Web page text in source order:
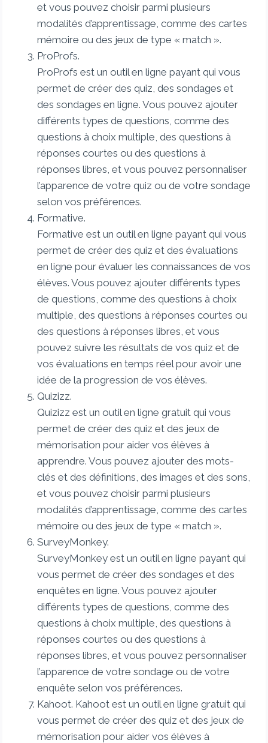
et vous pouvez choisir parmi plusieurs
modalités d’apprentissage, comme des cartes
mémoire ou des jeux de type « match ».
ProProfs.
ProProfs est un outil en ligne payant qui vous
permet de créer des quiz, des sondages et
des sondages en ligne. Vous pouvez ajouter
différents types de questions, comme des
questions à choix multiple, des questions à
réponses courtes ou des questions à
réponses libres, et vous pouvez personnaliser
l’apparence de votre quiz ou de votre sondage
selon vos préférences.
Formative.
Formative est un outil en ligne payant qui vous
permet de créer des quiz et des évaluations
en ligne pour évaluer les connaissances de vos
élèves. Vous pouvez ajouter différents types
de questions, comme des questions à choix
multiple, des questions à réponses courtes ou
des questions à réponses libres, et vous
pouvez suivre les résultats de vos quiz et de
vos évaluations en temps réel pour avoir une
idée de la progression de vos élèves.
Quizizz.
Quizizz est un outil en ligne gratuit qui vous
permet de créer des quiz et des jeux de
mémorisation pour aider vos élèves à
apprendre. Vous pouvez ajouter des mots-
clés et des définitions, des images et des sons,
et vous pouvez choisir parmi plusieurs
modalités d’apprentissage, comme des cartes
mémoire ou des jeux de type « match ».
SurveyMonkey.
SurveyMonkey est un outil en ligne payant qui
vous permet de créer des sondages et des
enquêtes en ligne. Vous pouvez ajouter
différents types de questions, comme des
questions à choix multiple, des questions à
réponses courtes ou des questions à
réponses libres, et vous pouvez personnaliser
l’apparence de votre sondage ou de votre
enquête selon vos préférences.
Kahoot. Kahoot est un outil en ligne gratuit qui
vous permet de créer des quiz et des jeux de
mémorisation pour aider vos élèves à